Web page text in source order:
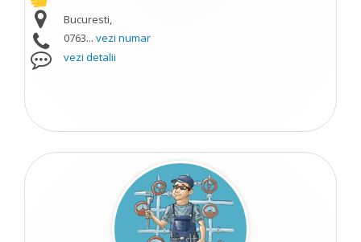
Bucuresti,
0763... vezi numar
vezi detalii